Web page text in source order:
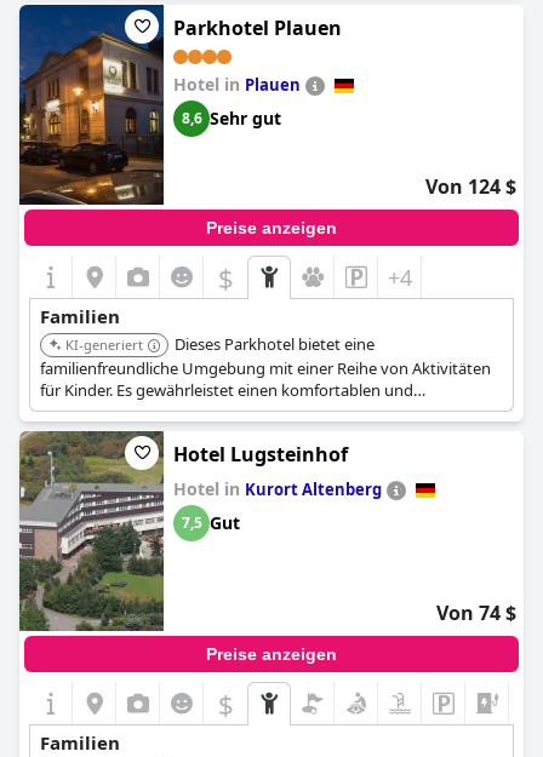
Parkhotel Plauen
Hotel in Plauen
8,6 Sehr gut
Von 124 $
Preise anzeigen
$ +4
Familien
KI-generiert
Dieses Parkhotel bietet eine
familienfreundliche Umgebung mit einer Reihe von Aktivitäten
für Kinder. Es gewährleistet einen komfortablen und
angenehmen Aufenthalt für Eltern und Kinder.
Hotel Lugsteinhof
Hotel in Kurort Altenberg
7,5 Gut
Von 74 $
Preise anzeigen
$
Familien